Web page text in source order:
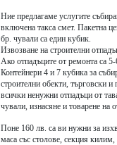
Ние предлагаме услугите
включена такса смет. Пакетна
бр. чували са един кубик.
Извозване на строителни
Ако отпадъците от ремонта са
Контейнери 4 и 7 кубика за
строителни обекти, търговски
всички ненужни отпадъци от
чували, изнасяне и товарене на
Поне 160 лв. са ви нужни за
маса със столове, секция